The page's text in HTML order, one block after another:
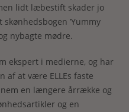
lidt læbestift skader jo
skønhedsbogen ’Yummy
nybagte mødre.
ekspert i medierne, og har
af at være ELLEs faste
en længere årrække og
og en